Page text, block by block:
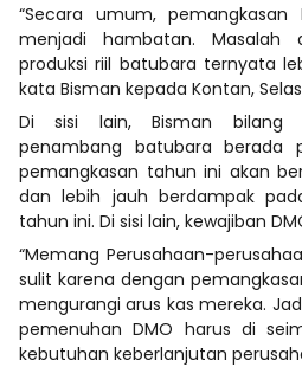
“Secara umum, pemangkasan
menjadi hambatan.
produksi riil batubara ternyata
kata Bisman kepada Kontan,
Di sisi lain, Bisman bilang
penambang batubara berada
pemangkasan tahun ini akan
dan lebih jauh berdampak
tahun ini. Di sisi lain, kewajiban
“Memang Perusahaan-
sulit karena dengan
mengurangi arus kas mereka.
pemenuhan DMO harus di
kebutuhan keberlanjutan